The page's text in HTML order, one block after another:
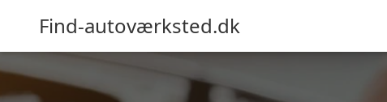
Find-autoværksted.dk